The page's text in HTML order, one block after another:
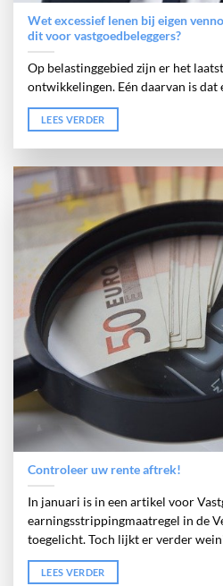
Wet excessief lenen bij eigen
dit voor vastgoedbeleggers?
Op belastinggebied zijn er het
ontwikkelingen. Eén daarvan is dat
LEES VERDER
Controleer uw rente aftrek!
In januari is in een artikel voor
earningsstrippingmaatregel in de
toegelicht. Toch lijkt er verder
LEES VERDER